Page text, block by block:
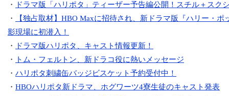
・
ドラマ版「ハリポタ」ティーザー予告編公開！スチル＋スク
・
【独占取材】HBO Maxに招待され、新ドラマ版『ハリー・ポ
影現場に初潜入！
・
ドラマ版ハリポタ、キャスト情報更新！
・
トム・フェルトン、新ドラコ役に熱いメッセージ
・ ハリポタ刺繍缶バッジビスケット予約受付中！
・ HBOハリポタ新ドラマ、ホグワーツ4寮生徒のキャスト発表